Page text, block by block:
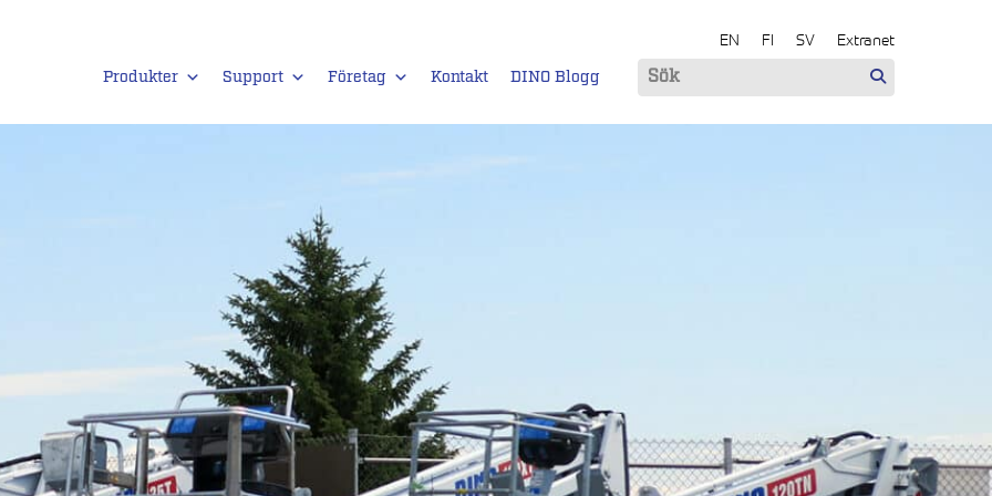
EN FI SV Extranet
Produkter Support Företag Kontakt DINO Blogg